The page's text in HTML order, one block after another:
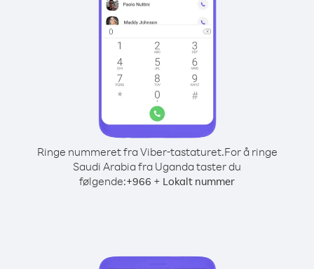
Ringe nummeret fra Viber-tastaturet.For å ringe
Saudi Arabia fra Uganda taster du
følgende:+966 + Lokalt nummer